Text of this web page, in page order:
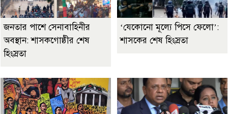
জনতার পাশে সেনাবাহিনীর
অবস্থান: শাসকগোষ্ঠীর শেষ
হিংস্রতা
‘যেকোনো মূল্যে পিসে ফেলো’:
শাসকের শেষ হিংস্রতা